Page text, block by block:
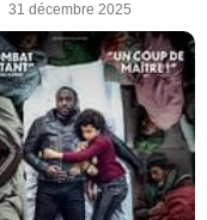
31 décembre 2025